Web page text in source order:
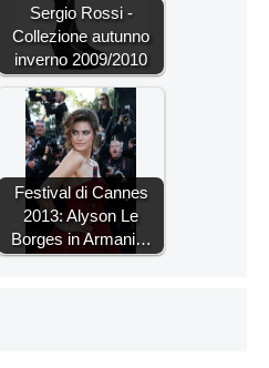
Sergio Rossi -
Collezione autunno
inverno 2009/2010
Festival di Cannes
2013: Alyson Le
Borges in Armani…